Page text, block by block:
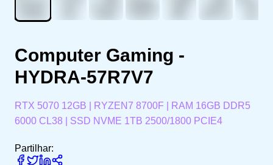
Computer Gaming -
HYDRA-57R7V7
RTX 5070 12GB | RYZEN7 8700F | RAM 16GB DDR5
6000 CL38 | SSD NVME 1TB 2500/1800 PCIE4
Partilhar: